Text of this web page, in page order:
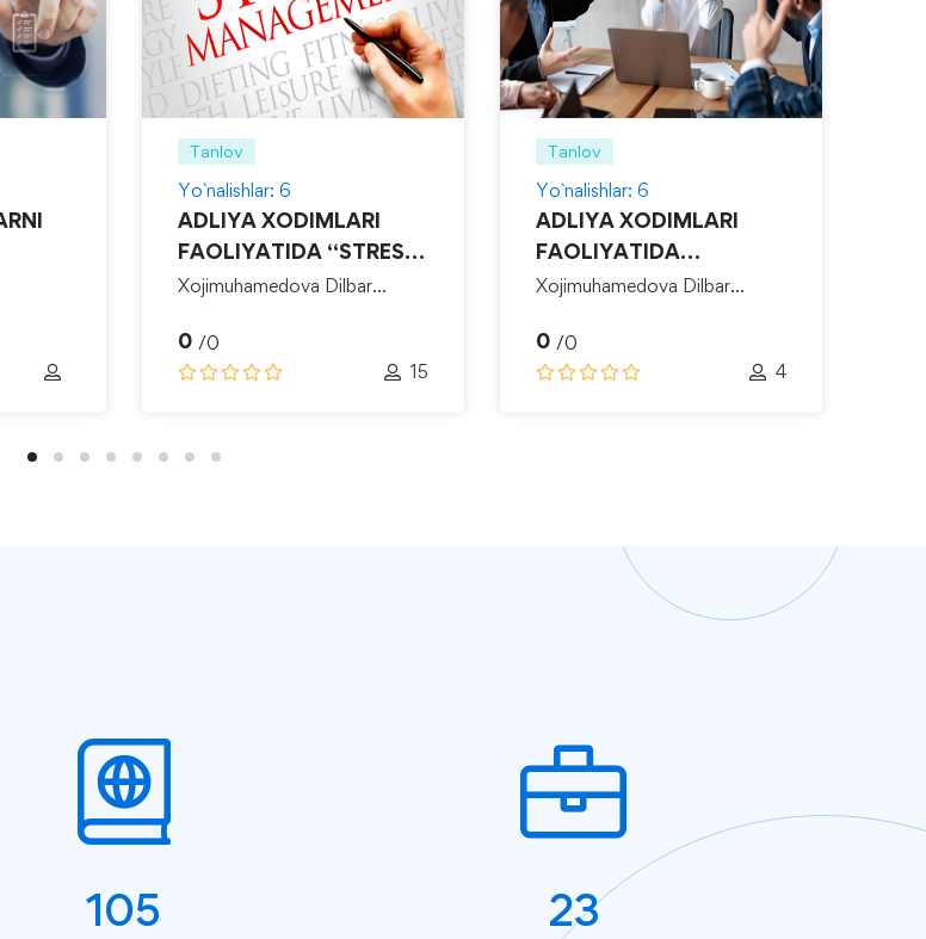
Tanlov
Yo`nalishlar: 6
ADLIYA XODIMLARI
FAOLIYATIDA “STRESS-
MENEDJMENT”-
Xojimuhamedova Dilbar
0 /0
15
Tanlov
Yo`nalishlar: 6
ADLIYA XODIMLARI
FAOLIYATIDA
NIZOLARNI HAL QILISH
Xojimuhamedova Dilbar
0 /0
4
105 23